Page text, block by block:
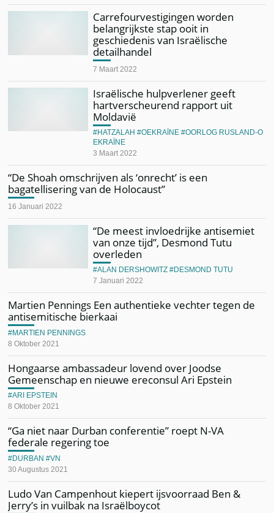
Carrefourvestigingen worden
belangrijkste stap ooit in
geschiedenis van Israëlische
detailhandel
7 Maart 2022
Israëlische hulpverlener geeft
hartverscheurend rapport uit
Moldavië
3 Maart 2022
HATZALAH OEKRAÏNE
OORLOG RUSLAND-O
EKRAÏNE
“De Shoah omschrijven als ‘onrecht’ is een
bagatellisering van de Holocaust”
16 Januari 2022
“De meest invloedrijke antisemiet
van onze tijd”, Desmond Tutu
overleden
7 Januari 2022
ALAN DERSHOWITZ DESMOND TUTU
Martien Pennings Een authentieke vechter tegen de
antisemitische bierkaai
8 Oktober 2021
MARTIEN PENNINGS
Hongaarse ambassadeur lovend over Joodse
Gemeenschap en nieuwe ereconsul Ari Epstein
8 Oktober 2021
ARI EPSTEIN
“Ga niet naar Durban conferentie” roept N-VA
federale regering toe
30 Augustus 2021
DURBAN VN
Ludo Van Campenhout kiepert ijsvoorraad Ben &
Jerry’s in vuilbak na Israëlboycot